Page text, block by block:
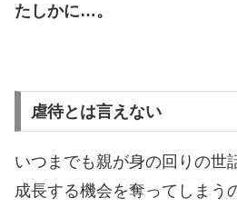
たしかに…。
虐待とは言えない
いつまでも親が身の回りの世
成長する機会を奪ってしまう